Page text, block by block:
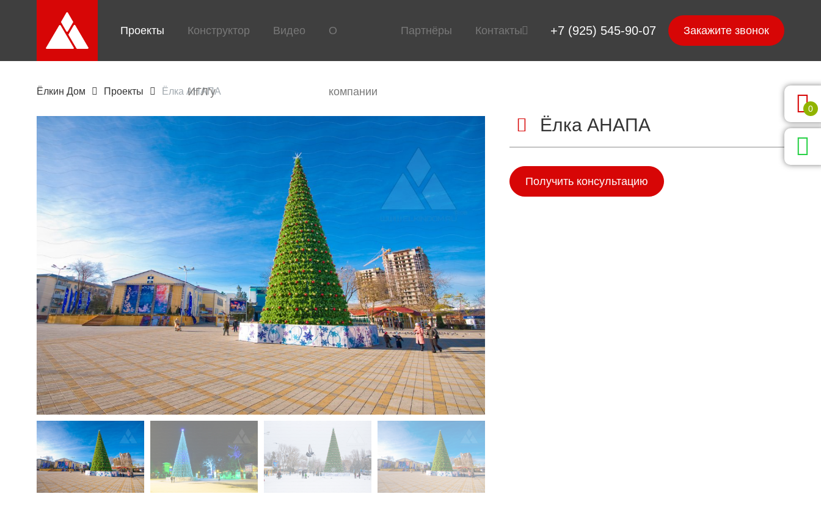
0
+7 (925) 545-90-07
Проекты Конструктор
ИГЛ'у
Видео О
компании
Партнёры Контакты
Ёлкин Дом Проекты Ёлка АНАПА
Ёлка АНАПА
Получить консультацию